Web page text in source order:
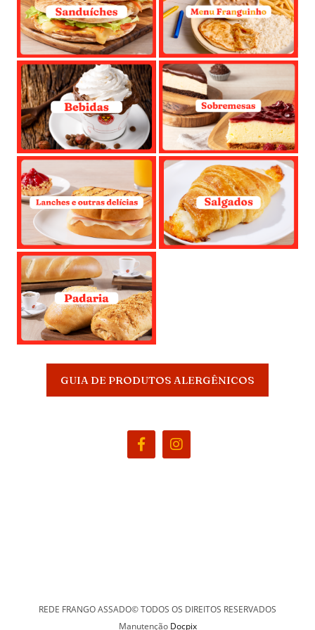
GUIA DE PRODUTOS ALERGÊNICOS
REDE FRANGO ASSADO© TODOS OS DIREITOS RESERVADOS
Manutenção Docpix